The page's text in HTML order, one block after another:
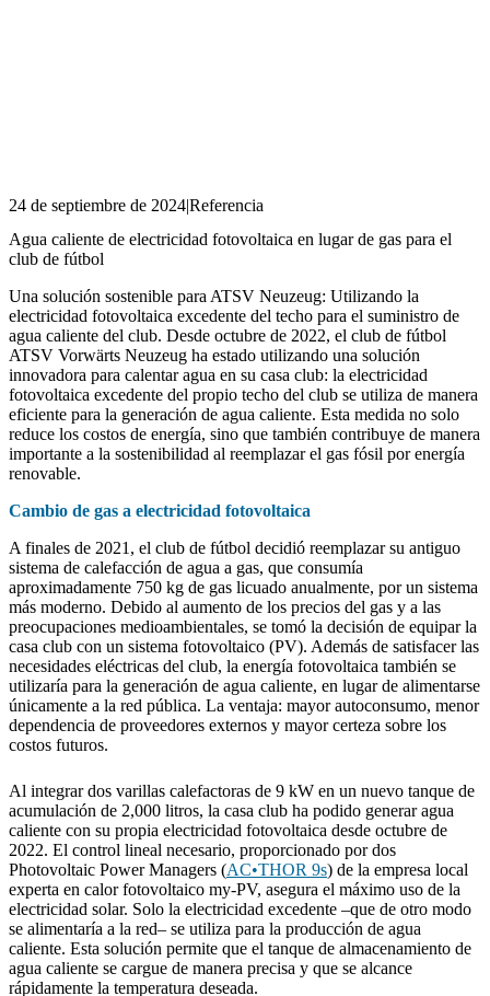
24 de septiembre de 2024|Referencia
Agua caliente de electricidad fotovoltaica en lugar de gas para el
club de fútbol
Una solución sostenible para ATSV Neuzeug: Utilizando la
electricidad fotovoltaica excedente del techo para el suministro de
agua caliente del club. Desde octubre de 2022, el club de fútbol
ATSV Vorwärts Neuzeug ha estado utilizando una solución
innovadora para calentar agua en su casa club: la electricidad
fotovoltaica excedente del propio techo del club se utiliza de manera
eficiente para la generación de agua caliente. Esta medida no solo
reduce los costos de energía, sino que también contribuye de manera
importante a la sostenibilidad al reemplazar el gas fósil por energía
renovable.
Cambio de gas a electricidad fotovoltaica
A finales de 2021, el club de fútbol decidió reemplazar su antiguo
sistema de calefacción de agua a gas, que consumía
aproximadamente 750 kg de gas licuado anualmente, por un sistema
más moderno. Debido al aumento de los precios del gas y a las
preocupaciones medioambientales, se tomó la decisión de equipar la
casa club con un sistema fotovoltaico (PV). Además de satisfacer las
necesidades eléctricas del club, la energía fotovoltaica también se
utilizaría para la generación de agua caliente, en lugar de alimentarse
únicamente a la red pública. La ventaja: mayor autoconsumo, menor
dependencia de proveedores externos y mayor certeza sobre los
costos futuros.
Al integrar dos varillas calefactoras de 9 kW en un nuevo tanque de
acumulación de 2,000 litros, la casa club ha podido generar agua
caliente con su propia electricidad fotovoltaica desde octubre de
2022. El control lineal necesario, proporcionado por dos
Photovoltaic Power Managers (AC•THOR 9s) de la empresa local
experta en calor fotovoltaico my-PV, asegura el máximo uso de la
electricidad solar. Solo la electricidad excedente –que de otro modo
se alimentaría a la red– se utiliza para la producción de agua
caliente. Esta solución permite que el tanque de almacenamiento de
agua caliente se cargue de manera precisa y que se alcance
rápidamente la temperatura deseada.